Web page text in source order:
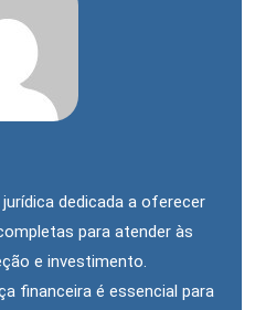
dedicada a oferecer
para atender às
e investimento.
financeira é essencial para